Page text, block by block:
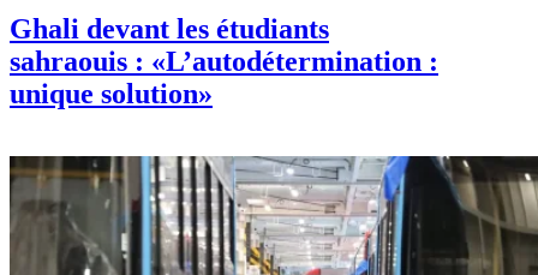
Ghali devant les étudiants
sahraouis : «L’autodétermination :
unique solution»